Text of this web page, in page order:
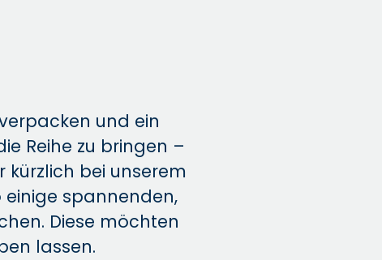
und ein
Reihe zu bringen –
bei unserem
spannenden,
Diese möchten
lassen.